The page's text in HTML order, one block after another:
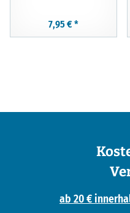
7,95 € *
ab 20 €